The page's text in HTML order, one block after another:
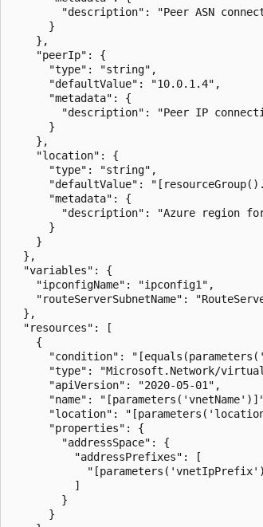
"description": "Peer ASN
      }
    },
    "peerIp": {
      "type": "string",
      "defaultValue": "10.0.1.4",
      "metadata": {
"description": "Peer IP
      }
    },
    "location": {
      "type": "string",
"defaultValue":
      "metadata": {
"description": "Azure region
      }
    }
  },
  "variables": {
    "ipconfigName": "ipconfig1",
"routeServerSubnetName":
  },
  "resources": [
    {
"condition":
"type": "Microsoft.Network/
      "apiVersion": "2020-05-01",
"name":
"location":
      "properties": {
        "addressSpace": {
          "addressPrefixes": [
          ]
        }
      }